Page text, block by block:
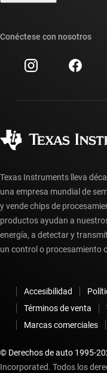
Eventos
Relaciones con los
Foros de soporte de
Búsqueda de
Centro de atención al
Preguntas frecuentes
Preguntas frecuentes
Conéctese con nosotros
Texas Instruments lleva
una empresa mundial de
y vende chips de
productos ayudan a
energía, a detectar y
un control o procesamiento
Accesibilidad
Términos de venta
Marcas comerciales
© Derechos de auto 1995-
Incorporated. Todos los